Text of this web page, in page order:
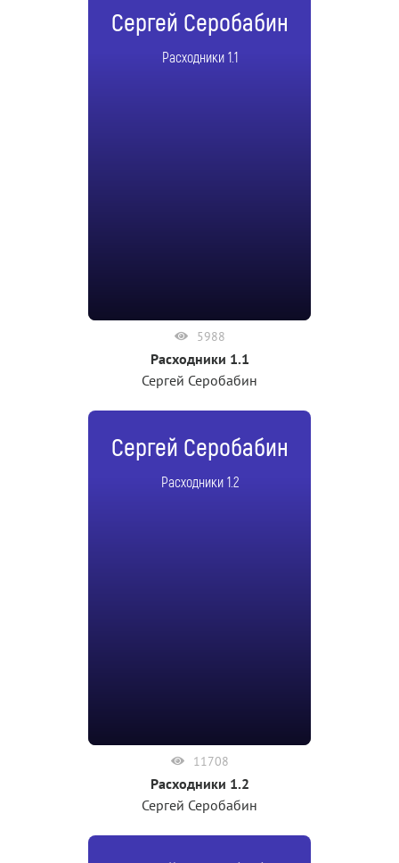
Сергей Серобабин
Расходники 1.1
5988
Расходники 1.1
Сергей Серобабин
Сергей Серобабин
Расходники 1.2
11708
Расходники 1.2
Сергей Серобабин